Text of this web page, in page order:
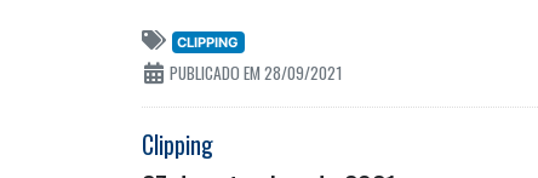
CLIPPING
PUBLICADO EM 28/09/2021
Clipping